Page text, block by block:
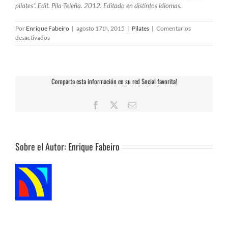
pilates”. Edit. Pila-Teleña. 2012. Editado en distintos idiomas.
Por Enrique Fabeiro | agosto 17th, 2015 | Pilates | Comentarios
desactivadosen
Pilates
Método
día
aumentar
vida
Comparta esta información en su red Social favorita!
Facebook
Correo
Sobre el Autor: Enrique Fabeiro